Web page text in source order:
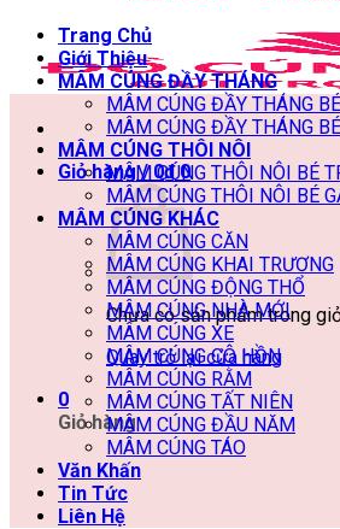
Giỏ hàng /0₫ 0
Chưa có sản phẩm trong
Quay trở lại cửa hàng
0
Giỏ hàng
Trang Chủ
Giới Thiệu
MÂM CÚNG ĐẦY THÁNG
MÂM CÚNG ĐẦY THÁNG
MÂM CÚNG ĐẦY THÁNG
MÂM CÚNG THÔI NÔI
MÂM CÚNG THÔI NÔI BÉ
MÂM CÚNG THÔI NÔI BÉ
MÂM CÚNG KHÁC
MÂM CÚNG CĂN
MÂM CÚNG KHAI TRƯƠNG
MÂM CÚNG ĐỘNG THỔ
MÂM CÚNG NHÀ MỚI
MÂM CÚNG XE
MÂM CÚNG CÔ HỒN
MÂM CÚNG RẰM
MÂM CÚNG TẤT NIÊN
MÂM CÚNG ĐẦU NĂM
MÂM CÚNG TÁO
Văn Khấn
Tin Tức
Liên Hệ